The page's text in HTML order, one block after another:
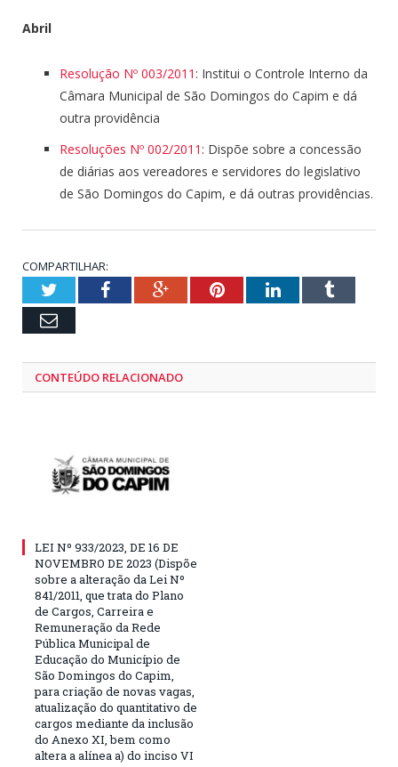
Abril
Resolução Nº 003/2011 : Institui o Controle Interno da
Câmara Municipal de São Domingos do Capim e dá
outra providência
Resoluções Nº 002/2011 : Dispõe sobre a concessão
de diárias aos vereadores e servidores do legislativo
de São Domingos do Capim, e dá outras providências.
COMPARTILHAR:
TwitterFacebookGoogle+PinterestLinkedInTumblr
Email
CONTEÚDO RELACIONADO
LEI Nº 933/2023, DE 16 DE
NOVEMBRO DE 2023 (Dispõe
sobre a alteração da Lei Nº
841/2011, que trata do Plano
de Cargos, Carreira e
Remuneração da Rede
Pública Municipal de
Educação do Município de
São Domingos do Capim,
para criação de novas vagas,
atualização do quantitativo de
cargos mediante da inclusão
do Anexo XI, bem como
altera a alínea a) do inciso VI